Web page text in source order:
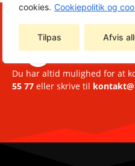
cookies. Cookiepolitik og
Tilpas Afvis
Du har altid mulighed for at
55 77 eller skrive til